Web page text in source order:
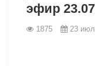
эфир
1875 23